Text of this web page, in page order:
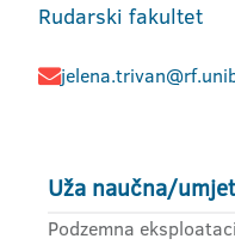
Rudarski fakultet
Uža naučna/
Podzemna